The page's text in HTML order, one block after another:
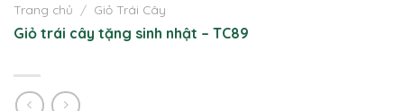
Trang chủ / Giỏ Trái Cây
Giỏ trái cây tặng sinh nhật – TC89